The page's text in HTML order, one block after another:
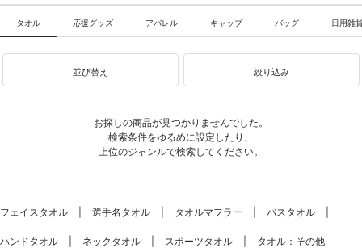
タオル 応援グッズ アパレル キャップ バッグ 日用雑
並び替え 絞り込み
お探しの商品が見つかりませんでした。
検索条件をゆるめに設定したり、
上位のジャンルで検索してください。
フェイスタオル 選手名タオル タオルマフラー バスタオル
ハンドタオル ネックタオル スポーツタオル タオル：その他